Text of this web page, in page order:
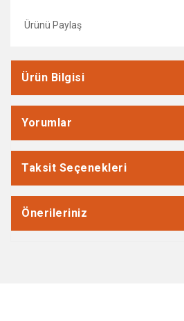
Ürünü Paylaş
Ürün Bilgisi
Yorumlar
Taksit Seçenekleri
Önerileriniz